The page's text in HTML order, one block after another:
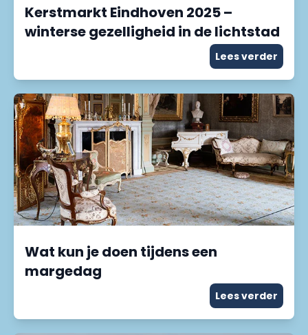
Kerstmarkt Eindhoven 2025 –
winterse gezelligheid in de lichtstad
Lees verder
Wat kun je doen tijdens een
margedag
Lees verder